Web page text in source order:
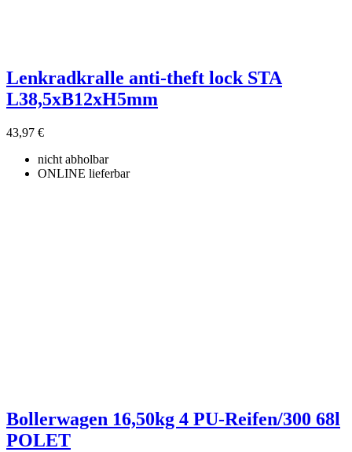
Lenkradkralle anti-theft lock STA
L38,5xB12xH5mm
43,97 €
nicht abholbar
ONLINE lieferbar
Bollerwagen 16,50kg 4 PU-Reifen/300 68l
POLET